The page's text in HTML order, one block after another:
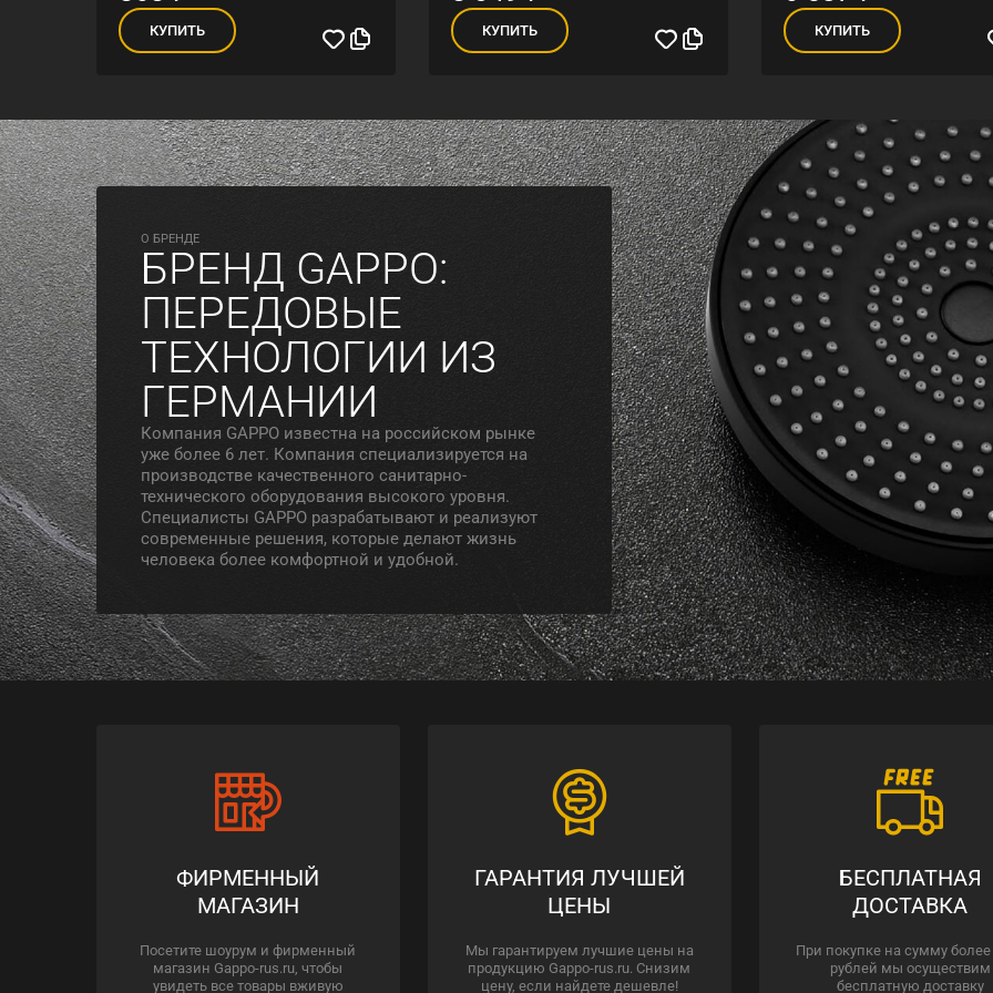
КУПИТЬ КУПИТЬ КУПИТЬ
O БРЕНДЕ
БРЕНД GAPPO:
ПЕРЕДОВЫЕ
ТЕХНОЛОГИИ ИЗ
ГЕРМАНИИ
Компания GAPPO известна на российском рынке
уже более 6 лет. Компания специализируется на
производстве качественного санитарно-
технического оборудования высокого уровня.
Специалисты GAPPO разрабатывают и реализуют
современные решения, которые делают жизнь
человека более комфортной и удобной.
ФИРМЕННЫЙ
МАГАЗИН
Посетите шоурум и фирменный
магазин Gappo-rus.ru, чтобы
увидеть все товары вживую
ГАРАНТИЯ ЛУЧШЕЙ
ЦЕНЫ
Мы гарантируем лучшие цены на
продукцию Gappo-rus.ru. Снизим
цену, если найдете дешевле!
БЕСПЛАТНАЯ
ДОСТАВКА
При покупке на сумму более
рублей мы осуществим
бесплатную доставку